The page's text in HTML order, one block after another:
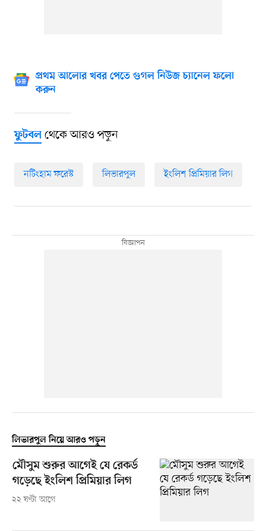
প্রথম আলোর খবর পেতে গুগল নিউজ চ্যানেল ফলো
করুন
ফুটবলথেকে আরও পড়ুন
নটিংহাম ফরেস্ট লিভারপুল ইংলিশ প্রিমিয়ার লিগ
লিভারপুল নিয়ে আরও পড়ুন
মৌসুম শুরুর আগেই যে রেকর্ড
গড়েছে ইংলিশ প্রিমিয়ার লিগ
২২ ঘণ্টা আগে